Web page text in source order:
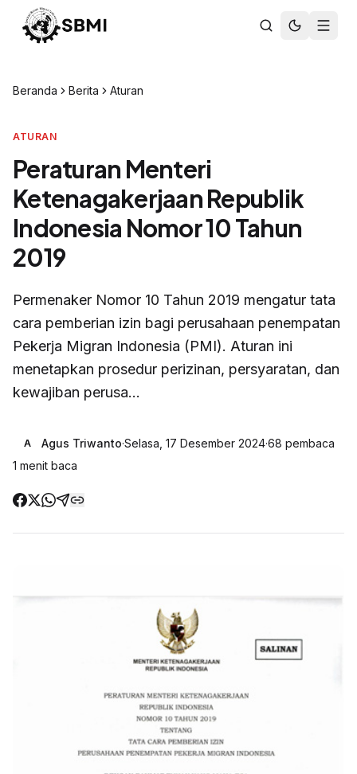
Beranda Berita Aturan
ATURAN
Peraturan Menteri
Ketenagakerjaan Republik
Indonesia Nomor 10 Tahun
2019
Permenaker Nomor 10 Tahun 2019 mengatur tata
cara pemberian izin bagi perusahaan penempatan
Pekerja Migran Indonesia (PMI). Aturan ini
menetapkan prosedur perizinan, persyaratan, dan
kewajiban perusa...
A Agus Triwanto·Selasa, 17 Desember 2024·68 pembaca
1 menit baca